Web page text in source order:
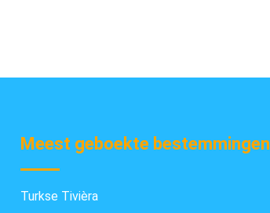
Meest geboekte bestemmingen
Turkse Tivièra